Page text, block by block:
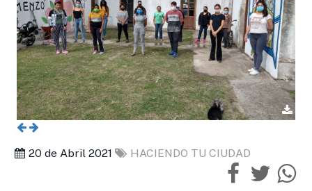
20 de Abril 2021 HACIENDO TU CIUDAD